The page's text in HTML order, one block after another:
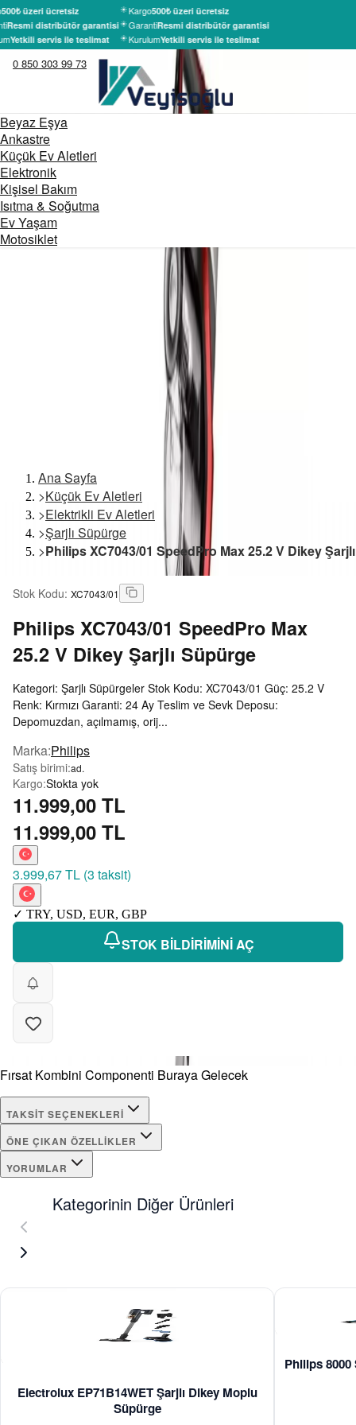
500₺ üzeri ücretsiz
Resmi distribütör garantisi
Yetkili servis ile teslimat
Kargo500₺ üzeri ücretsiz
GarantiResmi distribütör garantisi
KurulumYetkili servis ile teslimat
0 850 303 99 73
Beyaz Eşya
Ankastre
Küçük Ev Aletleri
Elektronik
Kişisel Bakım
Isıtma & Soğutma
Ev Yaşam
Motosiklet
Ana Sayfa
>Küçük Ev Aletleri
>Elektrikli Ev Aletleri
>Şarjlı Süpürge
>Philips XC7043/01 SpeedPro Max 25.2 V Dikey
Stok Kodu: XC7043/01
Philips XC7043/01 SpeedPro Max
25.2 V Dikey Şarjlı Süpürge
Kategori: Şarjlı Süpürgeler Stok Kodu: XC7043/01 Güç: 25.2 V
Renk: Kırmızı Garanti: 24 Ay Teslim ve Sevk Deposu:
Depomuzdan, açılmamış, orij...
Marka:Philips
Satış birimi:ad.
Kargo:Stokta yok
11.999,00 TL
11.999,00 TL
3.999,67 TL (3 taksit)
✓ TRY, USD, EUR, GBP
STOK BİLDİRİMİNİ AÇ
Fırsat Kombini Componenti Buraya Gelecek
TAKSIT SEÇENEKLERI
ÖNE ÇIKAN ÖZELLIKLER
YORUMLAR
Kategorinin Diğer Ürünleri
Electrolux EP71B14WET Şarjlı Dikey Moplu
Süpürge
Philips 8000